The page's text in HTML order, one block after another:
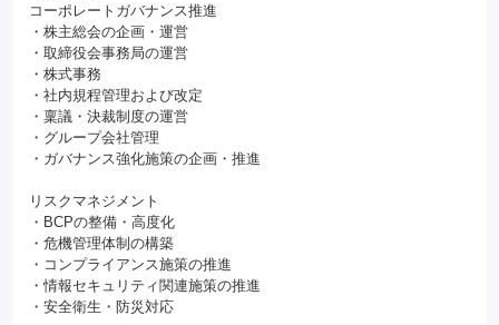
コーポレートガバナンス推進
・株主総会の企画・運営
・取締役会事務局の運営
・株式事務
・社内規程管理および改定
・稟議・決裁制度の運営
・グループ会社管理
・ガバナンス強化施策の企画・推進
リスクマネジメント
・BCPの整備・高度化
・危機管理体制の構築
・コンプライアンス施策の推進
・情報セキュリティ関連施策の推進
・安全衛生・防災対応